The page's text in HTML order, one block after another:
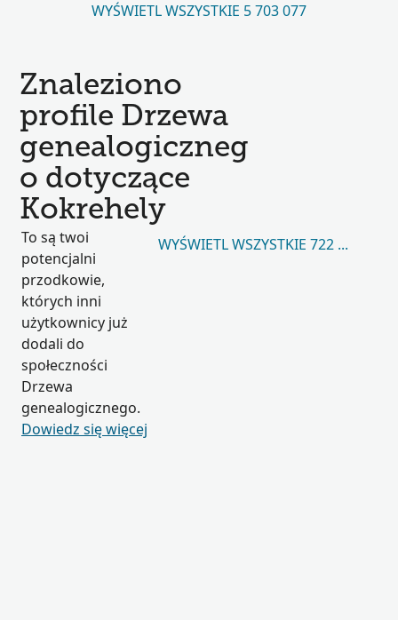
WYŚWIETL WSZYSTKIE 5 703 077
Znaleziono
profile Drzewa
genealogiczneg
o dotyczące
Kokrehely
To są twoi
potencjalni
przodkowie,
których inni
użytkownicy już
dodali do
społeczności
Drzewa
genealogicznego.
Dowiedz się więcej
WYŚWIETL WSZYSTKIE 722 436